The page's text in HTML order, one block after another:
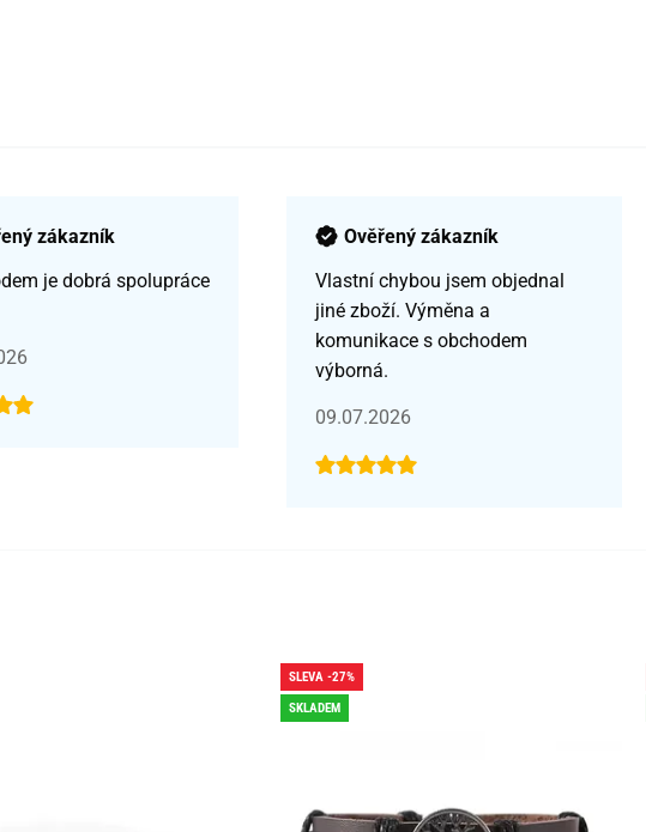
zákazník
je dobrá spolupráce
Ověřený zákazník
Vlastní chybou jsem objednal
jiné zboží. Výměna a
komunikace s obchodem
výborná.
09.07.2026
SLEVA -27%
SKLADEM